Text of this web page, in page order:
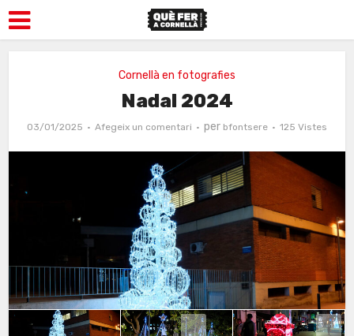
Cornellà en fotografies
Nadal 2024
03/01/2025 Afegeix un comentari per bfontsere 125 Vistes